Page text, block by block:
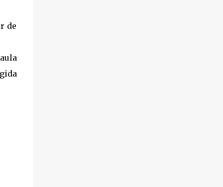
de